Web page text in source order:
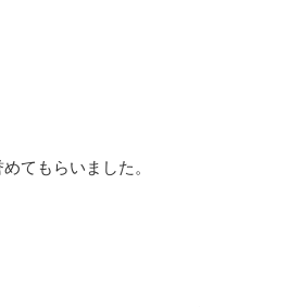
てもらいました。